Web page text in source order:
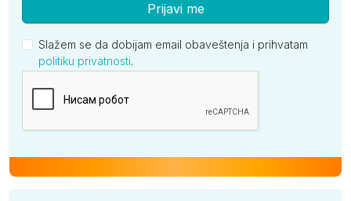
Prijavi me
Slažem se da dobijam email obaveštenja i prihvatam
politiku privatnosti.